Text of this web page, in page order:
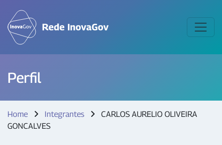
Perfil
Home Integrantes
CARLOS AURELIO OLIVEIRA
GONCALVES